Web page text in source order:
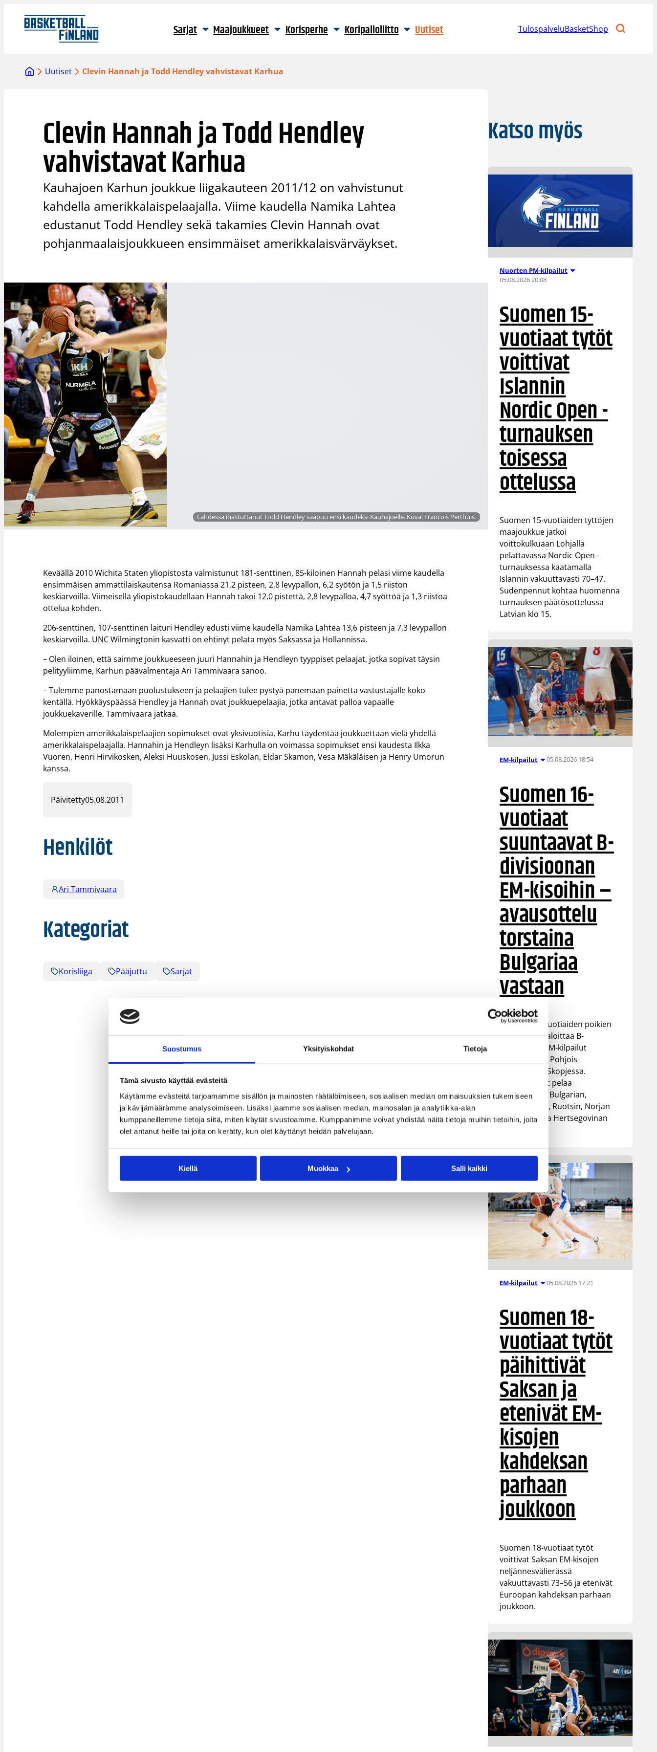
Suostumus Yksityiskohdat Tietoja
Tämä sivusto käyttää evästeitä
Käytämme evästeitä tarjoamamme sisällön ja mainosten räätälöimiseen, sosiaalisen median ominaisuuksien tukemiseen
ja kävijämäärämme analysoimiseen. Lisäksi jaamme sosiaalisen median, mainosalan ja analytiikka-alan
kumppaneillemme tietoja siitä, miten käytät sivustoamme. Kumppanimme voivat yhdistää näitä tietoja muihin tietoihin, joita
olet antanut heille tai joita on kerätty, kun olet käyttänyt heidän palvelujaan.
Kiellä Muokkaa Salli kaikki
sisältöön
Sarjat Maajoukkueet Korisperhe Koripalloliitto Uutiset TulospalveluBasketShop
Uutiset Clevin Hannah ja Todd Hendley vahvistavat Karhua
Clevin Hannah ja Todd Hendley
vahvistavat Karhua
Kauhajoen Karhun joukkue liigakauteen 2011/12 on vahvistunut
kahdella amerikkalaispelaajalla. Viime kaudella Namika Lahtea
edustanut Todd Hendley sekä takamies Clevin Hannah ovat
pohjanmaalaisjoukkueen ensimmäiset amerikkalaisvärväykset.
Lahdessa ihastuttanut Todd Hendley saapuu ensi kaudeksi Kauhajoelle. Kuva: Francois Perthuis.
Keväällä 2010 Wichita Staten yliopistosta valmistunut 181-senttinen, 85-kiloinen Hannah pelasi viime kaudella
ensimmäisen ammattilaiskautensa Romaniassa 21,2 pisteen, 2,8 levypallon, 6,2 syötön ja 1,5 riiston
keskiarvoilla. Viimeisellä yliopistokaudellaan Hannah takoi 12,0 pistettä, 2,8 levypalloa, 4,7 syöttöä ja 1,3 riistoa
ottelua kohden.
206-senttinen, 107-senttinen laituri Hendley edusti viime kaudella Namika Lahtea 13,6 pisteen ja 7,3 levypallon
keskiarvoilla. UNC Wilmingtonin kasvatti on ehtinyt pelata myös Saksassa ja Hollannissa.
– Olen iloinen, että saimme joukkueeseen juuri Hannahin ja Hendleyn tyyppiset pelaajat, jotka sopivat täysin
pelityyliimme, Karhun päävalmentaja Ari Tammivaara sanoo.
– Tulemme panostamaan puolustukseen ja pelaajien tulee pystyä panemaan painetta vastustajalle koko
kentällä. Hyökkäyspäässä Hendley ja Hannah ovat joukkuepelaajia, jotka antavat palloa vapaalle
joukkuekaverille, Tammivaara jatkaa.
Molempien amerikkalaispelaajien sopimukset ovat yksivuotisia. Karhu täydentää joukkuettaan vielä yhdellä
amerikkalaispelaajalla. Hannahin ja Hendleyn lisäksi Karhulla on voimassa sopimukset ensi kaudesta Ilkka
Vuoren, Henri Hirvikosken, Aleksi Huuskosen, Jussi Eskolan, Eldar Skamon, Vesa Mäkäläisen ja Henry Umorun
kanssa.
Päivitetty05.08.2011
Henkilöt
Ari Tammivaara
Kategoriat
Korisliiga Pääjuttu Sarjat
Katso myös
Nuorten PM-kilpailut
05.08.2026 20:08
Suomen 15-
vuotiaat tytöt
voittivat
Islannin
Nordic Open -
turnauksen
toisessa
ottelussa
Suomen 15-vuotiaiden tyttöjen
maajoukkue jatkoi
voittokulkuaan Lohjalla
pelattavassa Nordic Open -
turnauksessa kaatamalla
Islannin vakuuttavasti 70–47.
Sudenpennut kohtaa huomenna
turnauksen päätösottelussa
Latvian klo 15.
EM-kilpailut 05.08.2026 18:54
Suomen 16-
vuotiaat
suuntaavat B-
divisioonan
EM-kisoihin –
avausottelu
torstaina
Bulgariaa
vastaan
Suomen 16-vuotiaiden poikien
maajoukkue aloittaa B-
divisioonan EM-kilpailut
torstaina 6.8. Pohjois-
Makedonian Skopjessa.
Sudenpennut pelaa
alkulohkossa Bulgarian,
Luxemburgin, Ruotsin, Norjan
sekä Bosnia ja Hertsegovinan
EM-kilpailut 05.08.2026 17:21
Suomen 18-
vuotiaat tytöt
päihittivät
Saksan ja
etenivät EM-
kisojen
kahdeksan
parhaan
joukkoon
Suomen 18-vuotiaat tytöt
voittivat Saksan EM-kisojen
neljännesvälierässä
vakuuttavasti 73–56 ja etenivät
Euroopan kahdeksan parhaan
joukkoon.